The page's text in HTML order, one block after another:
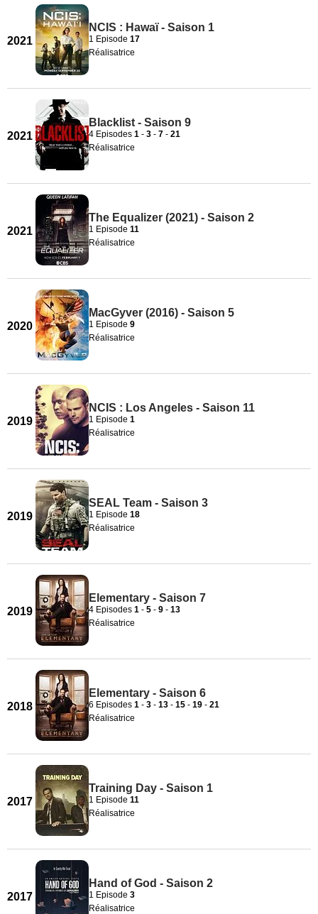
2021
NCIS : Hawaï - Saison 1
1 Episode 17
Réalisatrice
2021
Blacklist - Saison 9
4 Episodes 1 - 3 - 7 - 21
Réalisatrice
2021
The Equalizer (2021) - Saison 2
1 Episode 11
Réalisatrice
2020
MacGyver (2016) - Saison 5
1 Episode 9
Réalisatrice
2019
NCIS : Los Angeles - Saison 11
1 Episode 1
Réalisatrice
2019
SEAL Team - Saison 3
1 Episode 18
Réalisatrice
2019
Elementary - Saison 7
4 Episodes 1 - 5 - 9 - 13
Réalisatrice
2018
Elementary - Saison 6
6 Episodes 1 - 3 - 13 - 15 - 19 - 21
Réalisatrice
2017
Training Day - Saison 1
1 Episode 11
Réalisatrice
2017
Hand of God - Saison 2
1 Episode 3
Réalisatrice